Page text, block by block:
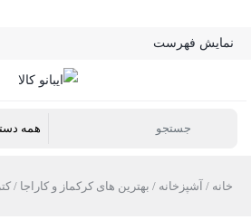
نمایش فهرست
خانه / آشپزخانه / بهترین های کرکماز و کاراجا /